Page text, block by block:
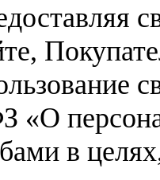
«О
в